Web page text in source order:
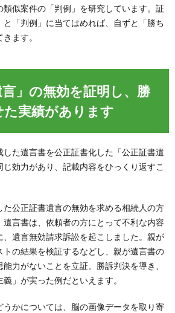
類似案件の「判例」を研究しています。証
「判例」に当てはめれば、自ずと「勝ち
ます。
言」の無効を証明し、勝
実績があります
た遺言書を公正証書化した「公正証書遺
効力があり、記載内容をひっくり返すこ
公正証書遺言の無効を求める相続人の方
言書は、依頼者の方にとって不利な内容
、遺言無効請求訴訟を起こしました。親が
の結果を検証するなどし、親が遺言書の
力がないことを立証。勝訴判決を導き、
」が実った例だといえます。
かについては、脳の画像データを取り寄